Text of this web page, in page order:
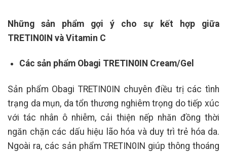
Những sản phẩm gợi ý cho sự kết hợp giữa
TRETIN0IN và Vitamin C
Các sản phẩm Obagi TRETIN0IN Cream/Gel
Sản phẩm Obagi TRETIN0IN chuyên điều trị các tình
trạng da mụn, da tổn thương nghiêm trọng do tiếp xúc
với tác nhân ô nhiễm, cải thiện nếp nhăn đồng thời
ngăn chặn các dấu hiệu lão hóa và duy trì trẻ hóa da.
Ngoài ra, các sản phẩm TRETIN0IN giúp thông thoáng